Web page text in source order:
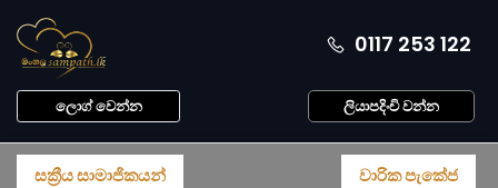
0117 253 122
ලොග් වෙන්න ලියාපදිංචි වන්න
සක්‍රීය සාමාජිකයන් වාරික පැකේජ